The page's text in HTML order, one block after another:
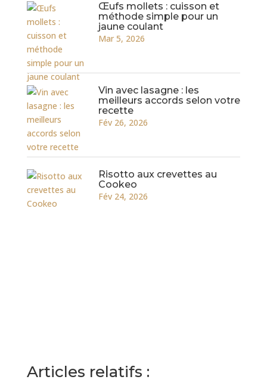
Œufs mollets : cuisson et
méthode simple pour un
jaune coulant
Mar 5, 2026
Vin avec lasagne : les
meilleurs accords selon votre
recette
Fév 26, 2026
Risotto aux crevettes au
Cookeo
Fév 24, 2026
Articles relatifs :